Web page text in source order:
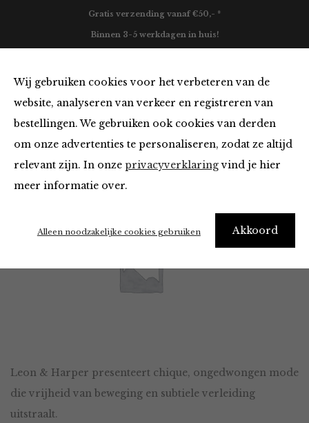
Wij gebruiken cookies voor het verbeteren van de
website, analyseren van verkeer en registreren van
bestellingen. We gebruiken ook cookies van derden
om onze advertenties te personaliseren, zodat ze altijd
relevant zijn. In onze privacyverklaringvind je hier
meer informatie over.
Akkoord
Alleen noodzakelijke cookies gebruiken
Gratis verzending vanaf €50,- *
Binnen 3-5 werkdagen in huis!
Leon & Harper
Leon & Harper presenteert chique, ongedwongen mode
die vrijheid van beweging en subtiele verleiding
uitstraalt.